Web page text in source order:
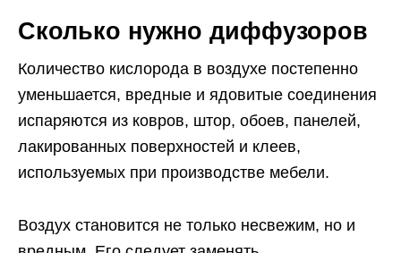
Сколько нужно диффузоров
Количество кислорода в воздухе постепенно
уменьшается, вредные и ядовитые соединения
испаряются из ковров, штор, обоев, панелей,
лакированных поверхностей и клеев,
используемых при производстве мебели.
Воздух становится не только несвежим, но и